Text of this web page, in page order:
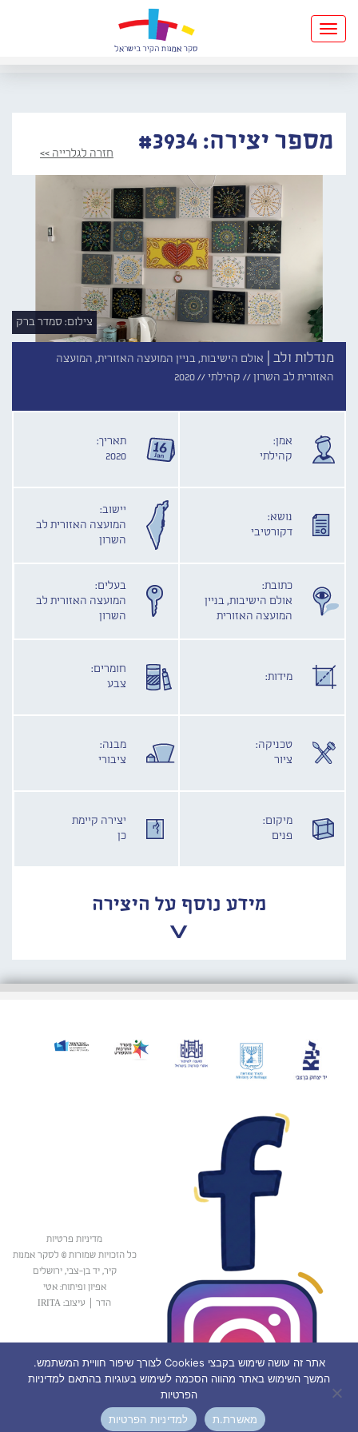
Toggle
navigation
מספר יצירה: #3934 חזרה לגלרייה >>
צילום: סמדר ברק
מנדלות ולב |
אולם הישיבות, בניין המועצה האזורית, המועצה
האזורית לב השרון // קהילתי //2020
אמן:
קהילתי
תאריך:
2020
נושא:
דקורטיבי
יישוב:
המועצה האזורית לב
השרון
כתובת:
אולם הישיבות, בניין
המועצה האזורית
בעלים:
המועצה האזורית לב
השרון
מידות:
חומרים:
צבע
טכניקה:
ציור
מבנה:
ציבורי
מיקום:
פנים
יצירה קיימת
כן
מידע נוסף על היצירה
מדיניות פרטיות
כל הזכויות שמורות © לסקר אמנות
קיר, יד בן-צבי, ירושלים
אפיון ופיתוח: אטי
הדר
עיצוב: IRITA
אתר זה עושה שימוש בקבצי Cookies לצורך שיפור חוויית המשתמש.
המשך השימוש באתר מהווה הסכמה לשימוש בעוגיות בהתאם למדיניות
הפרטיות
מאשרת.ת
למדיניות הפרטיות